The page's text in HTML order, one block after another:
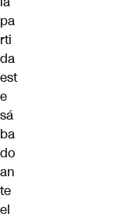
pa
rti
da
est
e
sá
ba
do
an
te
el